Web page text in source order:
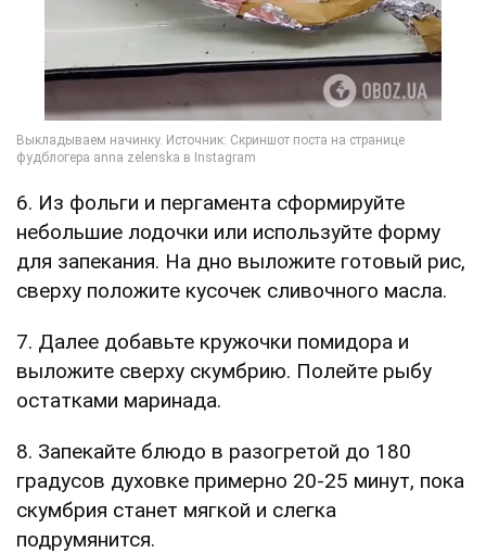
6. Из фольги и пергамента сформируйте
небольшие лодочки или используйте форму
для запекания. На дно выложите готовый рис,
сверху положите кусочек сливочного масла.
7. Далее добавьте кружочки помидора и
выложите сверху скумбрию. Полейте рыбу
остатками маринада.
8. Запекайте блюдо в разогретой до 180
градусов духовке примерно 20-25 минут, пока
скумбрия станет мягкой и слегка
подрумянится.